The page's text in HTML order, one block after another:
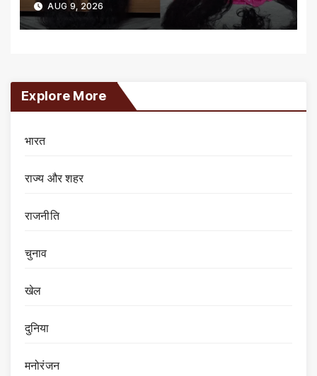
AUG 9, 2026
Explore More
भारत
राज्य और शहर
राजनीति
चुनाव
खेल
दुनिया
मनोरंजन